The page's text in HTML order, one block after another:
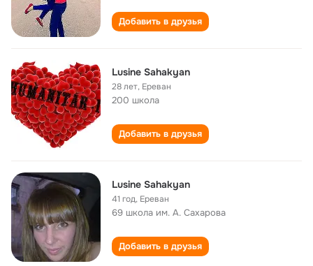
Добавить в друзья
Lusine Sahakyan
28 лет, Ереван
200 школа
Добавить в друзья
Lusine Sahakyan
41 год, Ереван
69 школа им. А. Сахарова
Добавить в друзья